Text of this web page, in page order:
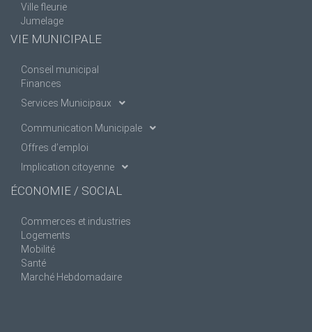
Ville fleurie
Jumelage
VIE MUNICIPALE
Conseil municipal
Finances
Services Municipaux
Communication Municipale
Offres d’emploi
Implication citoyenne
ÉCONOMIE / SOCIAL
Commerces et industries
Logements
Mobilité
Santé
Marché Hebdomadaire